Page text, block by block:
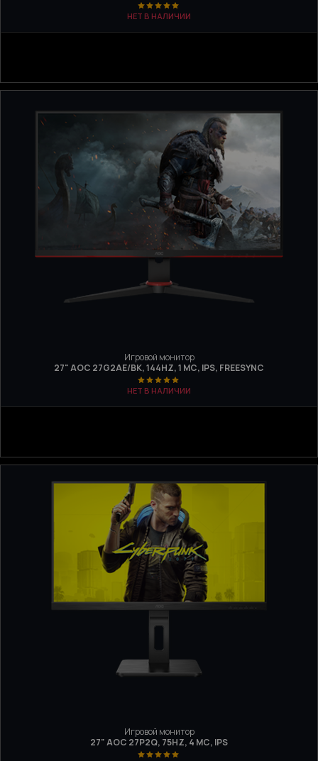
НЕТ В НАЛИЧИИ
Игровой монитор
27" AOC 27G2AE/BK, 144HZ, 1 МС, IPS, FREESYNC
НЕТ В НАЛИЧИИ
Игровой монитор
27" AOC 27P2Q, 75HZ, 4 МС, IPS